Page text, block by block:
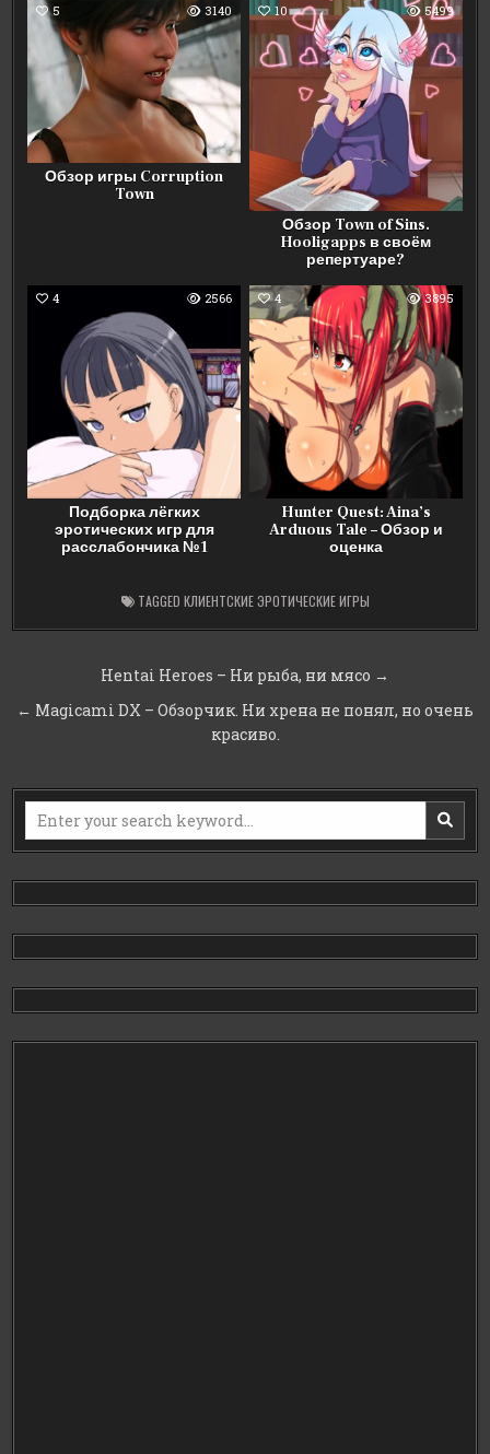
5 3140
Обзор игры Corruption
Town
10 5499
Обзор Town of Sins.
Hooligapps в своём
репертуаре?
4 2566
Подборка лёгких
эротических игр для
расслабончика №1
4 3895
Hunter Quest: Aina’s
Arduous Tale – Обзор и
оценка
TAGGED КЛИЕНТСКИЕ ЭРОТИЧЕСКИЕ ИГРЫ
Навигация
по
Hentai Heroes – Ни рыба, ни мясо →
← Magicami DX – Обзорчик. Ни хрена не понял, но очень
красиво.
Search
for: